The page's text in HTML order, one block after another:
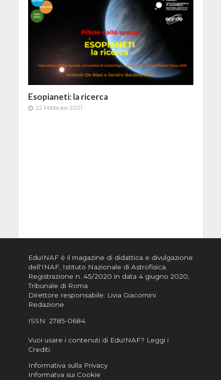
Esopianeti: la ricerca
22 Febbraio 2021
EduINAF è il magazine di didattica e divulgazione
dell'INAF, Istituto Nazionale di Astrofisica
Registrazione n. 45/2020 in data 4 giugno 2020,
Tribunale di Roma
Direttore responsabile: Livia Giacomini
Redazione
ISSN: 2785-0684
Vuoi usare i contenuti di EduINAF? Leggi i
Crediti.
Informativa sulla Privacy
Informatva sui Cookie